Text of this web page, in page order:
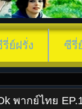
ย์ฝรั่ง ซีรี่
พากย์ไทย